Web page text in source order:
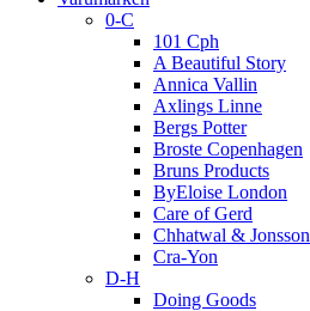
0-C
101 Cph
A Beautiful Story
Annica Vallin
Axlings Linne
Bergs Potter
Broste Copenhagen
Bruns Products
ByEloise London
Care of Gerd
Chhatwal & Jonsson
Cra-Yon
D-H
Doing Goods